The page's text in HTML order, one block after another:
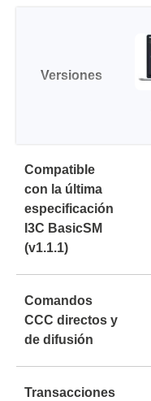
Versiones
Compatible
con la última
especificación
I3C BasicSM
(v1.1.1)
Comandos
CCC directos y
de difusión
Transacciones